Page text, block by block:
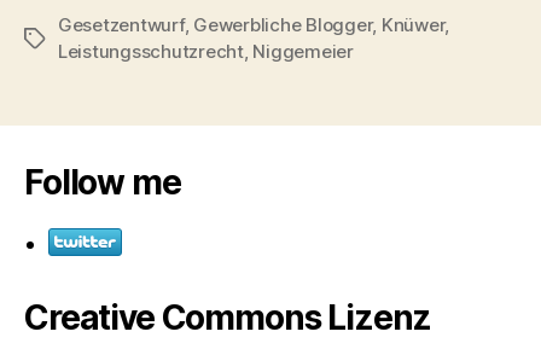
Schlagwörter
Gesetzentwurf, Gewerbliche Blogger, Knüwer,
Leistungsschutzrecht, Niggemeier
Follow me
Creative Commons Lizenz